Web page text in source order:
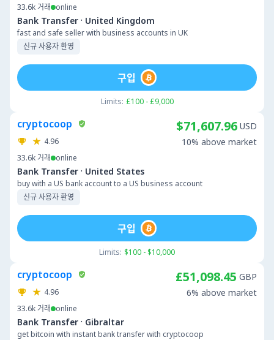
33.6k 거래 online
Bank Transfer · United Kingdom
fast and safe seller with business accounts in UK
신규 사용자 환영
Limits: £100 - £9,000
구입
cryptocoop
4.96
33.6k 거래 online
Bank Transfer · United States
buy with a US bank account to a US business account
신규 사용자 환영
$71,607.96 USD
10% above market
Limits: $100 - $10,000
구입
cryptocoop
4.96
33.6k 거래 online
Bank Transfer · Gibraltar
get bitcoin with instant bank transfer with cryptocoop
£51,098.45 GBP
6% above market